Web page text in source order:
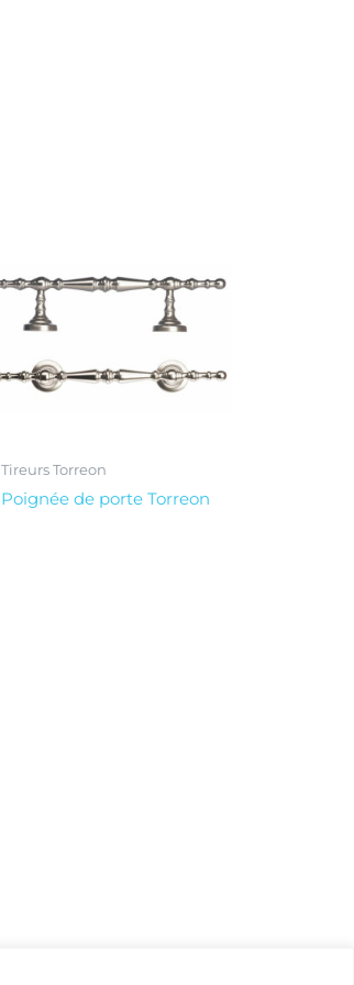
Tireurs Torreon
Poignée de porte Torreon